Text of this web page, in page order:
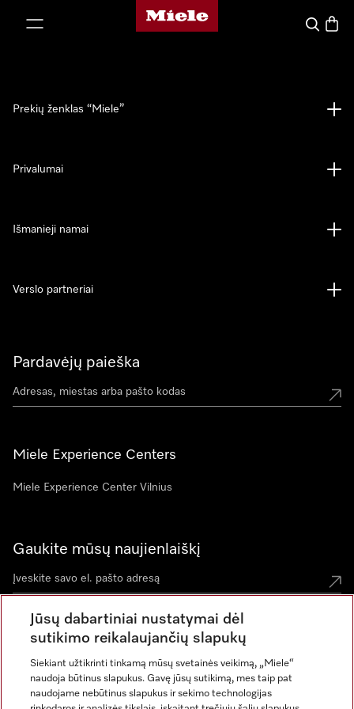
"Miele" pradžios tinklalapis
Paieška
Pardavėjų paieška
Miele Experience Centers
Miele Experience Center Vilnius
Gaukite mūsų naujienlaiškį
Prekių ženklas “Miele”
Privalumai
Išmanieji namai
Verslo partneriai
Jūsų dabartiniai nustatymai dėl
sutikimo reikalaujančių slapukų
Siekiant užtikrinti tinkamą mūsų svetainės veikimą, „Miele“
naudoja būtinus slapukus. Gavę jūsų sutikimą, mes taip pat
naudojame nebūtinus slapukus ir sekimo technologijas